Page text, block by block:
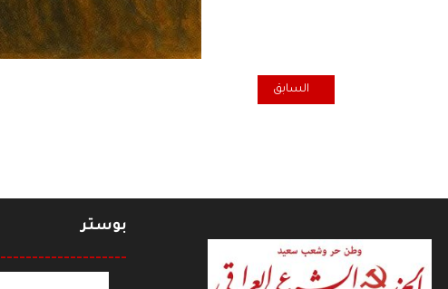
المقال السابق: فراس البصري
السابق
بوستر
--------------------